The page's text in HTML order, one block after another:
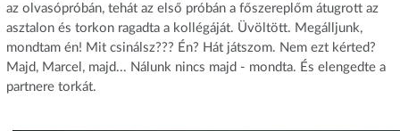
az olvasópróbán, tehát az első próbán a főszereplőm átugrott az
asztalon és torkon ragadta a kollégáját. Üvöltött. Megálljunk,
mondtam én! Mit csinálsz??? Én? Hát játszom. Nem ezt kérted?
Majd, Marcel, majd... Nálunk nincs majd - mondta. És elengedte a
partnere torkát.